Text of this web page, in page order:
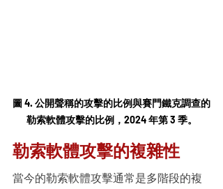
圖 4. 公開聲稱的攻擊的比例與賽門鐵克調查的
勒索軟體攻擊的比例，2024 年第 3 季。
勒索軟體攻擊的複雜性
當今的勒索軟體攻擊通常是多階段的複